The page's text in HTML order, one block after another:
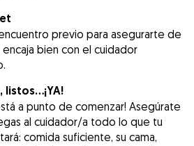
previo para asegurarte de
bien con el cuidador
a punto de comenzar! Asegúrate
al cuidador/a todo lo que tu
comida suficiente, su cama,